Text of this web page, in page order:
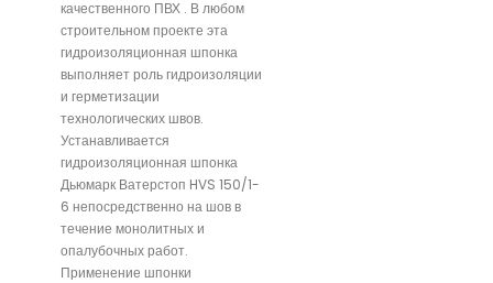
качественного ПВХ . В любом
строительном проекте эта
гидроизоляционная шпонка
выполняет роль гидроизоляции
и герметизации
технологических швов.
Устанавливается
гидроизоляционная шпонка
Дьюмарк Ватерстоп HVS 150/1-
6 непосредственно на шов в
течение монолитных и
опалубочных работ.
Применение шпонки